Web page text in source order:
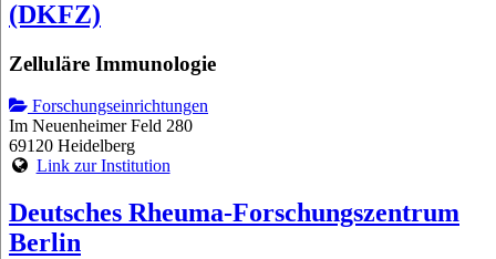
(DKFZ)
Zelluläre Immunologie
Forschungseinrichtungen
Im Neuenheimer Feld 280
69120 Heidelberg
Link zur Institution
Deutsches Rheuma-Forschungszentrum
Berlin